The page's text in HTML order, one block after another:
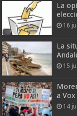
La
16
La
15
a
14